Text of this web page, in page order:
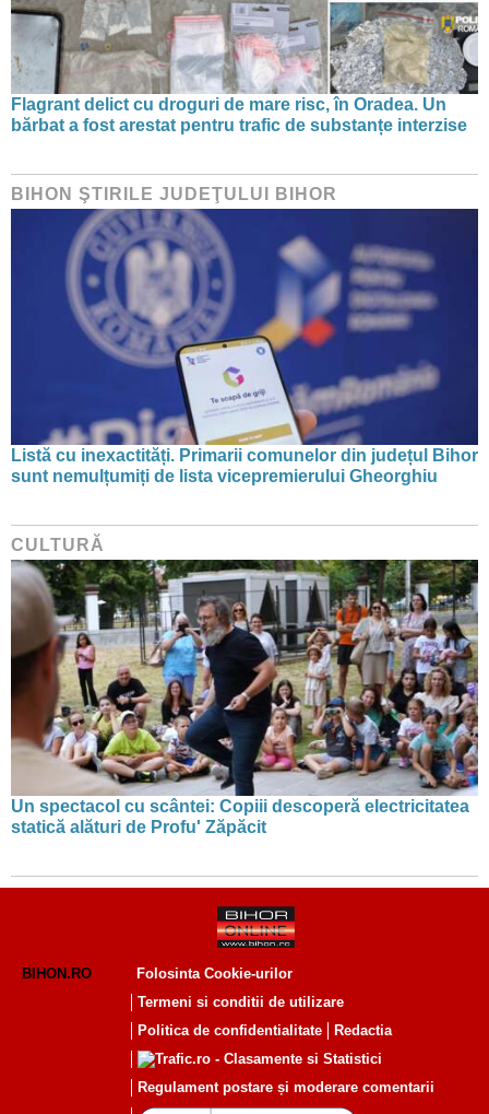
Flagrant delict cu droguri de mare risc, în Oradea. Un
bărbat a fost arestat pentru trafic de substanțe interzise
BIHON ŞTIRILE JUDEŢULUI BIHOR
Listă cu inexactități. Primarii comunelor din județul Bihor
sunt nemulțumiți de lista vicepremierului Gheorghiu
CULTURĂ
Un spectacol cu scântei: Copiii descoperă electricitatea
statică alături de Profu' Zăpăcit
BIHON.RO
Folosinta Cookie-urilor
Termeni si conditii de utilizare
Politica de confidentialitate
Redactia
Regulament postare și moderare comentarii